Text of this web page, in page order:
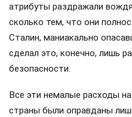
атрибуты раздражали
сколько тем, что они
Сталин, маниакально
сделал это, конечно, лишь
безопасности.
Все эти немалые расходы
страны были оправданы